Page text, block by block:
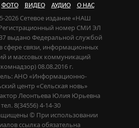
ФОТО ВИДЕО АУДИО О НАС
2026 Сетевое издание «НАШ
номер СМИ ЭЛ
выдано Федеральной службой
сфере связи, информационных
и массовых коммуникаций
08.08.2016 г.
АНО «Информационно-
центр «Сельская новь»
Леонтьева Юлия Юрьевна
тел. 8(34556) 4-14-30
© При использовании
ссылка обязательна